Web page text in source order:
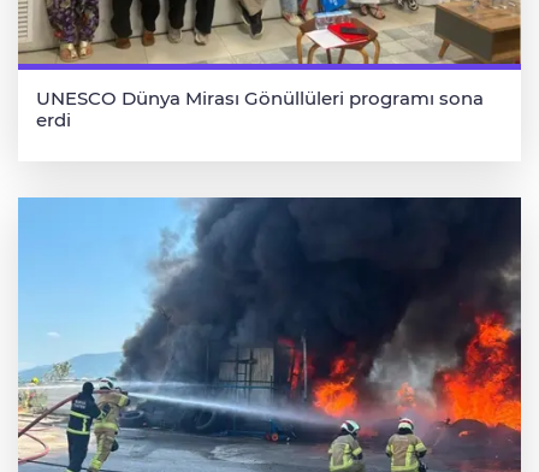
UNESCO Dünya Mirası Gönüllüleri programı sona
erdi